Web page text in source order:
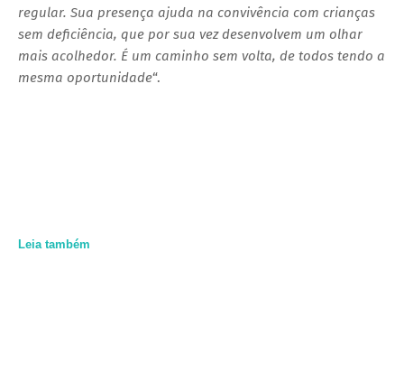
regular. Sua presença ajuda na convivência com crianças
sem deficiência, que por sua vez desenvolvem um olhar
mais acolhedor. É um caminho sem volta, de todos tendo a
mesma oportunidade“.
Leia também